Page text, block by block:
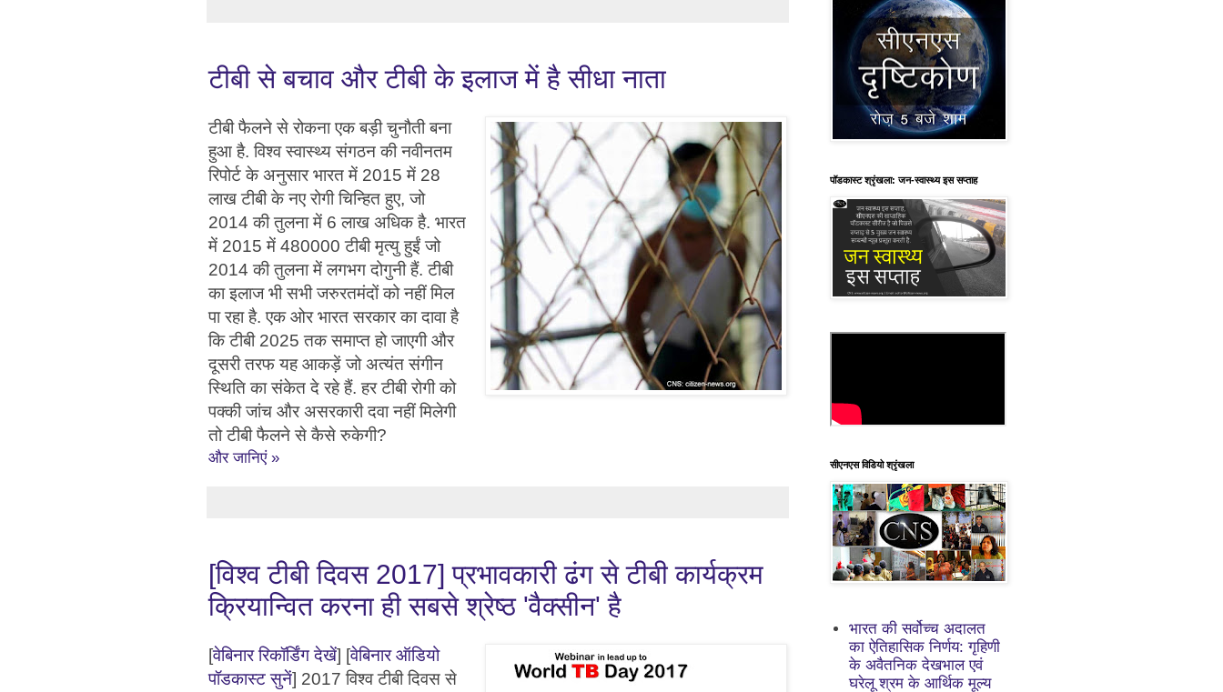
टीबी से बचाव और टीबी के इलाज में है सीधा नाता
टीबी फैलने से रोकना एक बड़ी चुनौती बना
हुआ है. विश्व स्वास्थ्य संगठन की नवीनतम
रिपोर्ट के अनुसार भारत में 2015 में 28
लाख टीबी के नए रोगी चिन्हित हुए, जो
2014 की तुलना में 6 लाख अधिक है. भारत
में 2015 में 480000 टीबी मृत्यु हुईं जो
2014 की तुलना में लगभग दोगुनी हैं. टीबी
का इलाज भी सभी जरुरतमंदों को नहीं मिल
पा रहा है. एक ओर भारत सरकार का दावा है
कि टीबी 2025 तक समाप्त हो जाएगी और
दूसरी तरफ यह आकड़ें जो अत्यंत संगीन
स्थिति का संकेत दे रहे हैं. हर टीबी रोगी को
पक्की जांच और असरकारी दवा नहीं मिलेगी
तो टीबी फैलने से कैसे रुकेगी?
और जानिएं »
[विश्व टीबी दिवस 2017] प्रभावकारी ढंग से टीबी कार्यक्रम
क्रियान्वित करना ही सबसे श्रेष्ठ 'वैक्सीन' है
[वेबिनार रिकॉर्डिंग देखें] [वेबिनार ऑडियो
पॉडकास्ट सुनें] 2017 विश्व टीबी दिवस से
पॉडकास्ट श्रृंखला: जन-स्वास्थ्य इस सप्ताह
सीएनएस विडियो श्रृंखला
भारत की सर्वोच्च अदालत
का ऐतिहासिक निर्णय: गृहिणी
के अवैतनिक देखभाल एवं
घरेलू श्रम के आर्थिक मूल्य